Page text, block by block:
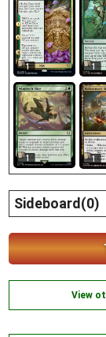
1 1
1 1
Sideboard(0)
View